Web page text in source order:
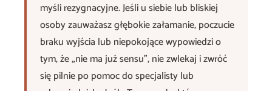
myśli rezygnacyjne. Jeśli u siebie lub bliskiej
osoby zauważasz głębokie załamanie, poczucie
braku wyjścia lub niepokojące wypowiedzi o
tym, że „nie ma już sensu”, nie zwlekaj i zwróć
się pilnie po pomoc do specjalisty lub